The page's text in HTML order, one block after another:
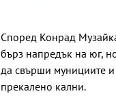
Според Конрад
бърз напредък на юг,
да свърши мунициите и
прекалено кални.